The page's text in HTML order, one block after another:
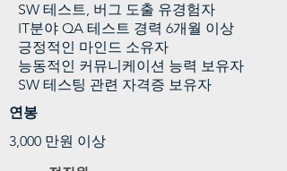
SW 테스트, 버그 도출 유경험자
IT분야 QA 테스트 경력 6개월 이상
긍정적인 마인드 소유자
능동적인 커뮤니케이션 능력 보유자
SW 테스팅 관련 자격증 보유자
연봉
3,000 만원 이상